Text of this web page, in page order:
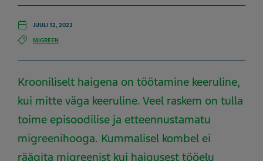
JUULI 12, 2023
MIGREEN
Krooniliselt haigena on töötamine keeruline,
kui mitte väga keeruline. Veel raskem on tulla
toime episoodilise ja etteennustamatu
migreenihooga. Kummalisel kombel ei
räägita migreenist kui haigusest tööelu